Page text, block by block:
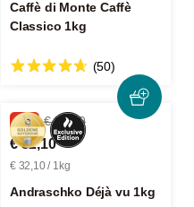
Caffè di Monte Caffè
Classico 1kg
(50)
-5% € 33,79
€ 32,10
€ 32,10 / 1kg
Andraschko Déjà vu 1kg